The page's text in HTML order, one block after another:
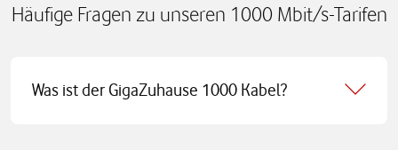
Häufige Fragen zu unseren 1000 Mbit/s-Tarifen
Was ist der GigaZuhause 1000 Kabel?